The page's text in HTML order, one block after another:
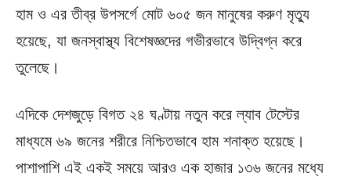
হাম ও এর তীব্র উপসর্গে মোট ৬০৫ জন মানুষের করুণ মৃত্যু
হয়েছে, যা জনস্বাস্থ্য বিশেষজ্ঞদের গভীরভাবে উদ্বিগ্ন করে
তুলেছে।
এদিকে দেশজুড়ে বিগত ২৪ ঘণ্টায় নতুন করে ল্যাব টেস্টের
মাধ্যমে ৬৯ জনের শরীরে নিশ্চিতভাবে হাম শনাক্ত হয়েছে।
পাশাপাশি এই একই সময়ে আরও এক হাজার ১৩৬ জনের মধ্যে